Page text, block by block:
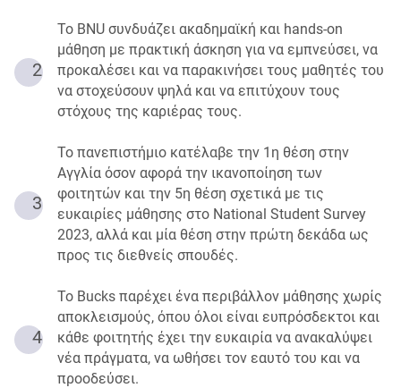
2
Το BNU συνδυάζει ακαδημαϊκή και hands-on
μάθηση με πρακτική άσκηση για να εμπνεύσει, να
προκαλέσει και να παρακινήσει τους μαθητές του
να στοχεύσουν ψηλά και να επιτύχουν τους
στόχους της καριέρας τους.
3
Το πανεπιστήμιο κατέλαβε την 1η θέση στην
Αγγλία όσον αφορά την ικανοποίηση των
φοιτητών και την 5η θέση σχετικά με τις
ευκαιρίες μάθησης στο National Student Survey
2023, αλλά και μία θέση στην πρώτη δεκάδα ως
προς τις διεθνείς σπουδές.
4
Το Bucks παρέχει ένα περιβάλλον μάθησης χωρίς
αποκλεισμούς, όπου όλοι είναι ευπρόσδεκτοι και
κάθε φοιτητής έχει την ευκαιρία να ανακαλύψει
νέα πράγματα, να ωθήσει τον εαυτό του και να
προοδεύσει.